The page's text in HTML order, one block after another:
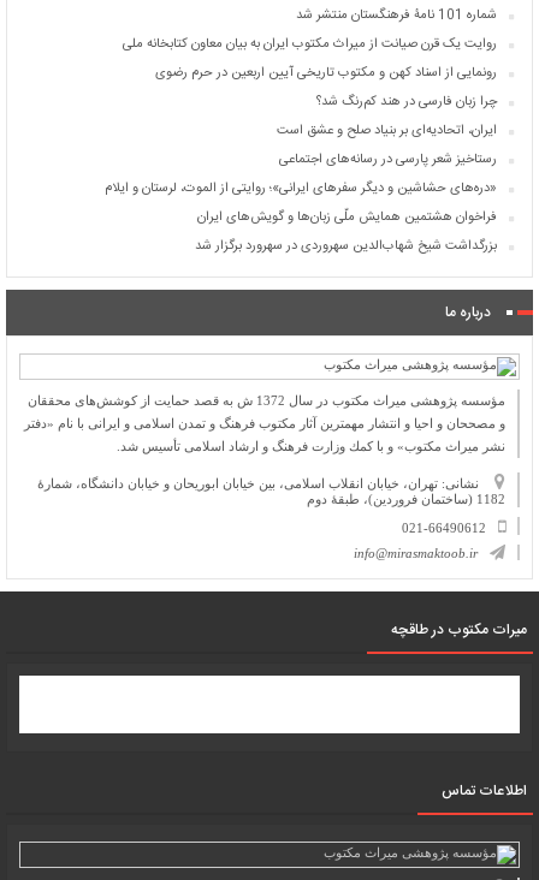
شماره 101 نامۀ فرهنگستان منتشر شد
روایت یک قرن صیانت از میراث مکتوب ایران به بیان معاون کتابخانه ملی
رونمایی از اسناد کهن و مکتوب تاریخی آیین اربعین در حرم رضوی
چرا زبان فارسی در هند کم‌رنگ شد؟
ایران، اتحادیه‌ای بر بنیاد صلح و عشق است
رستاخیز شعر پارسی در رسانه‌های اجتماعی
«دره‌های حشاشین و دیگر سفرهای ایرانی»؛ روایتی از الموت، لرستان و ایلام
فراخوان هشتمین همایش ملّی زبان‌ها و گویش‌های ایران
بزرگداشت شیخ شهاب‌الدین سهروردی در سهرورد برگزار شد
درباره ما
مؤسسه پژوهشی میراث مكتوب در سال 1372 ش به قصد حمایت از كوشش‌های محققان
و مصححان و احیا و انتشار مهمترین آثار مكتوب فرهنگ و تمدن اسلامی و ایرانی با نام «دفتر
نشر میراث مكتوب» و با كمك وزارت فرهنگ و ارشاد اسلامی تأسیس شد.
نشانی: تهران، خیابان انقلاب اسلامی، بین خیابان ابوریحان و خیابان دانشگاه، شمارۀ
1182 (ساختمان فروردین)، طبقۀ دوم
021-66490612
info@mirasmaktoob.ir
میرات مکتوب در طاقچه
اطلاعات تماس